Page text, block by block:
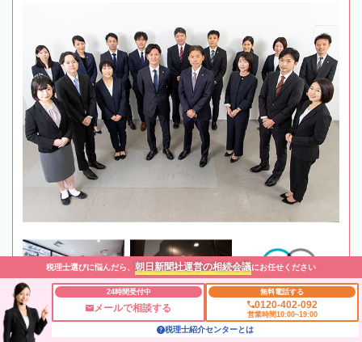
税理士選びに悩んだら、 朝日新聞社運営の相続会議にお任せください
24時間受付中
メールで相談する
無料電話する
0120-402-092
営業時間10:00~19:00
税理士紹介センターとは